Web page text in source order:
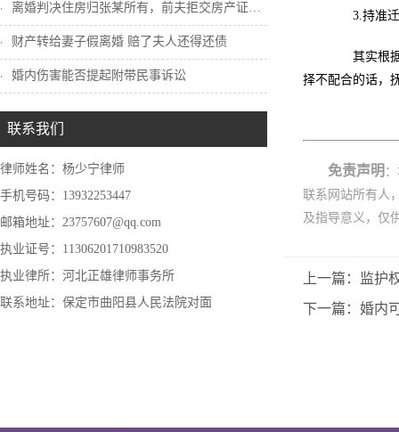
离婚判决住房归张某所有，前夫拒交房产证怎...
财产转给妻子假离婚 赔了夫人还得还债
婚内伤害能否提起附带民事诉讼
联系我们
律师姓名：杨少宁律师
手机号码：13932253447
邮箱地址：23757607@qq.com
执业证号：11306201710983520
执业律所：河北正雄律师事务所
联系地址：保定市曲阳县人民法院对面
3.持准迁
其实根据
择不配合的话，
免责声明
联系网站所有人
及指导意义，仅
上一篇：监护
下一篇：婚内